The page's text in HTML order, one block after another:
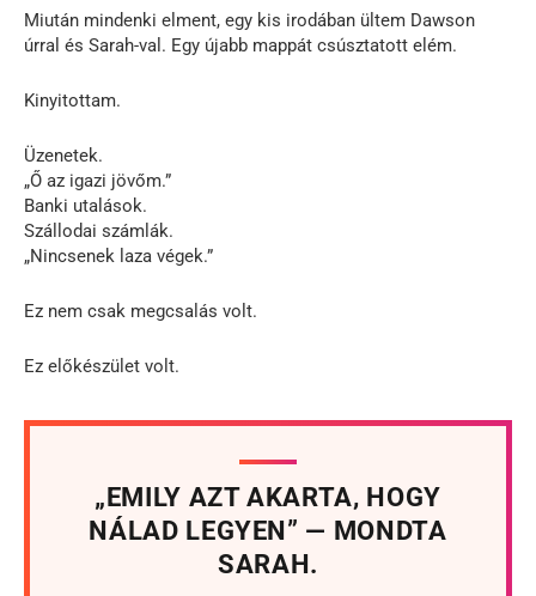
Miután mindenki elment, egy kis irodában ültem Dawson
úrral és Sarah-val. Egy újabb mappát csúsztatott elém.
Kinyitottam.
Üzenetek.
„Ő az igazi jövőm.”
Banki utalások.
Szállodai számlák.
„Nincsenek laza végek.”
Ez nem csak megcsalás volt.
Ez előkészület volt.
„EMILY AZT AKARTA, HOGY
NÁLAD LEGYEN” — MONDTA
SARAH.